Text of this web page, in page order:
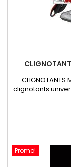
CLIGNOTANTS
clignotants
Promo!